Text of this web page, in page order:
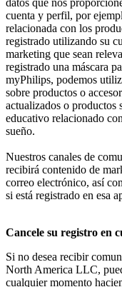
cuenta y perfil, por
relacionada con los
registrado utilizando su
marketing que sean
registrado una máscara
myPhilips, podemos
sobre productos o
actualizados o productos
educativo relacionado
sueño.
Nuestros canales de
recibirá contenido de
correo electrónico, así
si está registrado en esa
Cancele su registro en
Si no desea recibir
North America LLC,
cualquier momento